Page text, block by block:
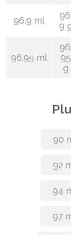
96.9 ml
96.
9
96.95 ml
96.
95
g
90
92
94
97